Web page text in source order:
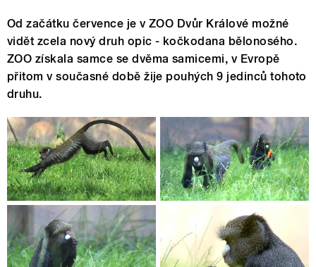
Od začátku července je v ZOO Dvůr Králové možné
vidět zcela nový druh opic - kočkodana bělonosého.
ZOO získala samce se dvěma samicemi, v Evropě
přitom v současné době žije pouhých 9 jedinců tohoto
druhu.